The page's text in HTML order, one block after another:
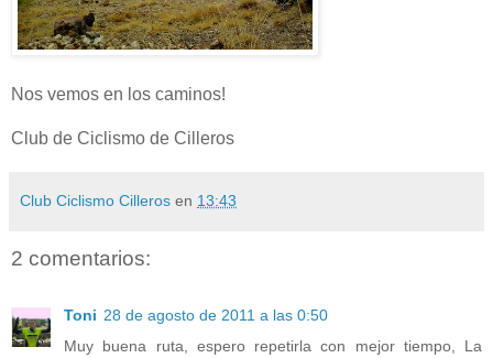
Nos vemos en los caminos!
Club de Ciclismo de Cilleros
Club Ciclismo Cilleros en 13:43
2 comentarios:
Toni 28 de agosto de 2011 a las 0:50
Muy buena ruta, espero repetirla con mejor tiempo, La